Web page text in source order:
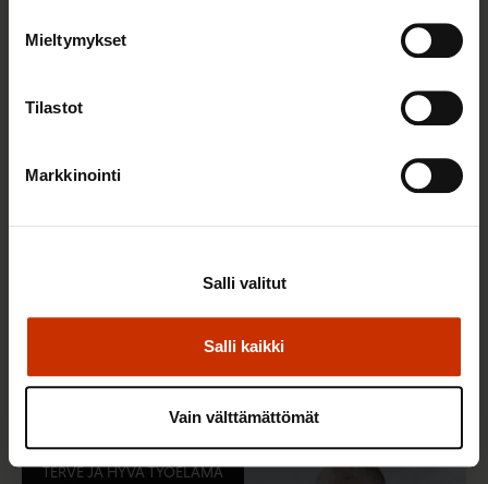
Mieltymykset
Tilastot
Markkinointi
Salli kaikki
Salli valitut
Vain välttämättömät
Vuoden 2025 esimerkilliset työnantajat ovat tässä
TERVE JA HYVÄ TYÖELÄMÄ